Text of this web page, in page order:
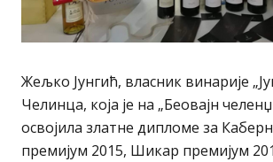
Жељко Јунгић, власник винарије
Челинца, која је на „Беовајн
освојила златнe дипломe за
премијум 2015, Шикар премијум